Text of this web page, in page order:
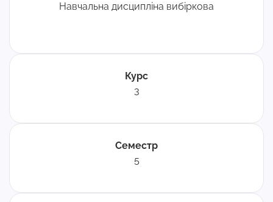
Навчальна дисципліна вибіркова
Курс
3
Семестр
5